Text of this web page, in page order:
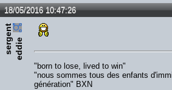
18/05/2016 10:47:26
s
e
rg
e
n
t
e
d
d
ie
"born to lose, lived to win"
"nous sommes tous des enfants
génération" BXN